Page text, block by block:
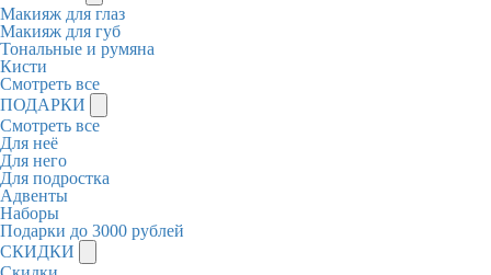
Макияж для глаз
Макияж для губ
Тональные и румяна
Кисти
Смотреть все
ПОДАРКИ
Смотреть все
Для неё
Для него
Для подростка
Адвенты
Наборы
Подарки до 3000 рублей
СКИДКИ